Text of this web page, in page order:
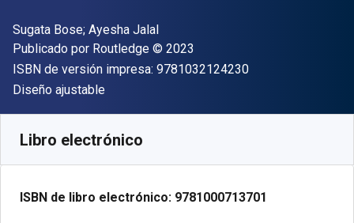
Autor(es)
Sugata Bose; Ayesha Jalal
Editor
Publicado por Routledge Copyright
© 2023
ISBN de versión impresa: 9781032124230"ISBN-13
Formato
Diseño ajustable
Libro electrónico
ISBN de libro electrónico: 9781000713701